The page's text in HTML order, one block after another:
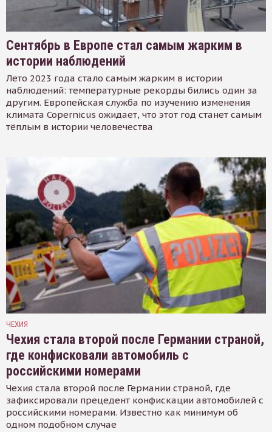
Сентябрь в Европе стал самым жарким в
истории наблюдений
Лето 2023 года стало самым жарким в истории
наблюдений: температурные рекорды бились один за
другим. Европейская служба по изучению изменения
климата Copernicus ожидает, что этот год станет самым
тёплым в истории человечества
ЧЕХИЯ
Чехия стала второй после Германии страной,
где конфисковали автомобиль с
российскими номерами
Чехия стала второй после Германии страной, где
зафиксировали прецедент конфискации автомобилей с
российскими номерами. Известно как минимум об
одном подобном случае